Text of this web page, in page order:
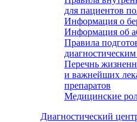
для пациентов
Информация о
Информация об
Правила
Перечнь
и важнейших
препаратов
Медицинские
Диагностический